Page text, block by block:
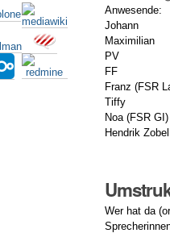
Anwesende:
Johann
Maximilian
PV
FF
Franz (FSR
Tiffy
Noa (FSR GI)
Hendrik Zobel
Wer hat da